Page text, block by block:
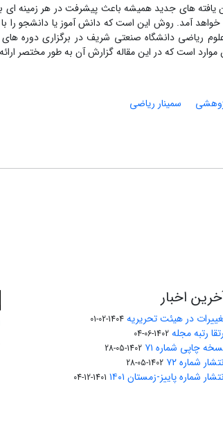
های جدید همیشه باعث پیشرفت در هر زمینه ای
خواهد آمد. روش این است که دانش آموز یا دانشجو
ریاضی دانشگاه صنعتی شریف در برگزاری دوره های
موارد است که در این مقاله گزارش آن به طور مختصر
سمینار ریاضی
اخبار
در هیئت تحریریه 1404-02-01
رتبه مجله 1402-06-04
چاپی شماره ۷۱ 1402-05-28
شماره ۷۲ 1402-05-28
شماره پاییز-زمستان ۱۴۰۱ 1401-12-04